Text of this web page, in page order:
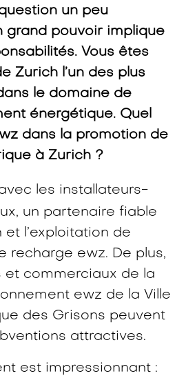
un peu
grand pouvoir implique
Vous êtes
Zurich l’un des plus
le domaine de
énergétique. Quel
dans la promotion de
à Zurich ?
les installateurs-
un partenaire fiable
et l’exploitation de
recharge ewz. De plus,
et commerciaux de la
ewz de la Ville
des Grisons peuvent
attractives.
est impressionnant :